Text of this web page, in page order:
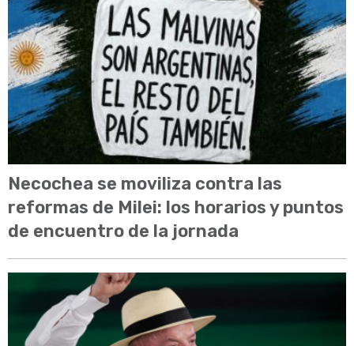
Necochea se moviliza contra las
reformas de Milei: los horarios y puntos
de encuentro de la jornada